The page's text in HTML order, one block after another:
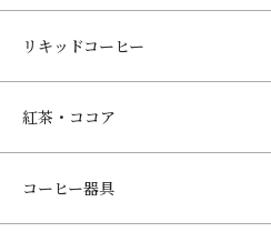
リキッドコーヒー
紅茶・ココア
コーヒー器具